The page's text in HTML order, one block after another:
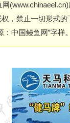
网(www.chinaeel.cn)
，禁止一切形式
：中国鳗鱼网”字样